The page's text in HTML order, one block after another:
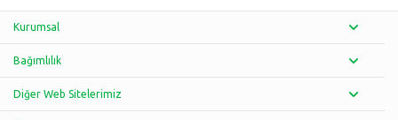
Kurumsal
Bağımlılık
Diğer Web Sitelerimiz